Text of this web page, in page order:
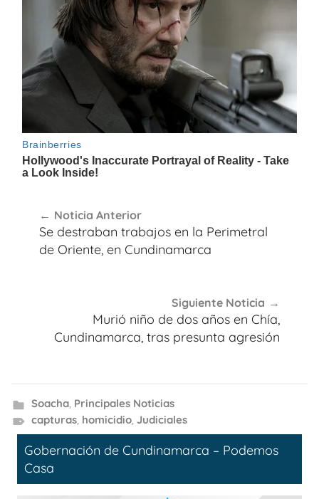
de
entradas
Noticia Anterior
Se destraban trabajos en la Perimetral
de Oriente, en Cundinamarca
Siguiente Noticia
Murió niño de dos años en Chía,
Cundinamarca, tras presunta agresión
Soacha, Principales Noticias
capturas, homicidio, Judiciales
Gobernación de Cundinamarca – Podemos
Casa